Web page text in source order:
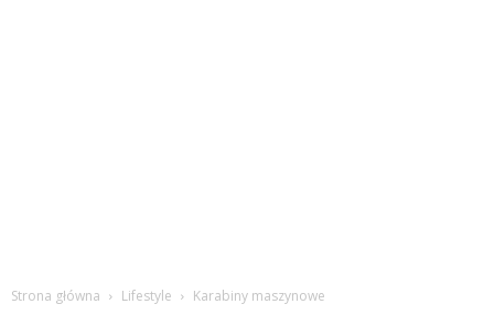
Strona główna Lifestyle Karabiny maszynowe